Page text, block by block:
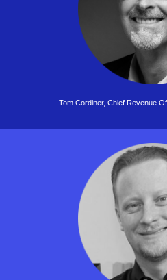
Tom Cordiner, Chief Revenue